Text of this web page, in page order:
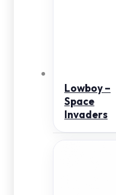
Lowboy –
Space
Invaders